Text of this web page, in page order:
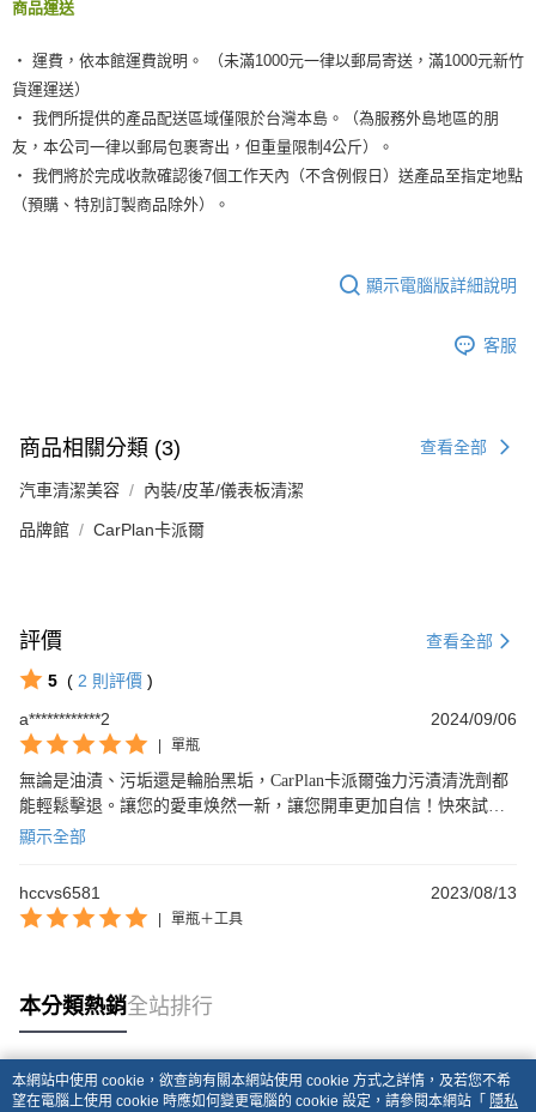
商品運送
‧ 運費，依本館運費說明。 （未滿1000元一律以郵局寄送，滿1000元新竹
貨運運送）
‧ 我們所提供的產品配送區域僅限於台灣本島。（為服務外島地區的朋
友，本公司一律以郵局包裹寄出，但重量限制4公斤）。
‧ 我們將於完成收款確認後7個工作天內（不含例假日）送產品至指定地點
（預購、特別訂製商品除外）。
顯示電腦版詳細說明
客服
商品相關分類 (3) 查看全部
汽車清潔美容 內裝/皮革/儀表板清潔
品牌館 CarPlan卡派爾
評價 查看全部
5 ( 2 則評價 )
a************2
2024/09/06
單瓶
無論是油漬、污垢還是輪胎黑垢，CarPlan卡派爾強力污漬清洗劑都
能輕鬆擊退。讓您的愛車焕然一新，讓您開車更加自信！快來試試
吧！
顯示全部
hccvs6581 2023/08/13
單瓶＋工具
本分類熱銷全站排行
熱門標籤
本網站中使用 cookie，欲查詢有關本網站使用 cookie 方式之詳情，及若您不希
望在電腦上使用 cookie 時應如何變更電腦的 cookie 設定，請參閱本網站「 隱私